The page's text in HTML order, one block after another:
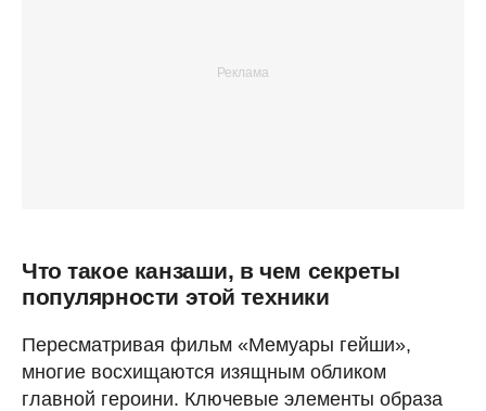
Что такое канзаши, в чем секреты
популярности этой техники
Пересматривая фильм «Мемуары гейши»,
многие восхищаются изящным обликом
главной героини. Ключевые элементы образа